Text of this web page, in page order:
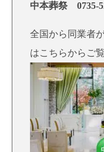
中本葬祭 0735-
全国から同業者
はこちらからご